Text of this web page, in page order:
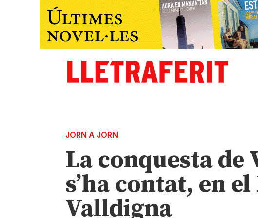
JORN A JORN
La conquesta de
s’ha contat, en
Valldigna